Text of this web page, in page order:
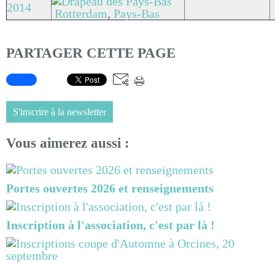
2014
Rotterdam, Pays-Bas
PARTAGER CETTE PAGE
S'inscrire à la newsletter
Vous aimerez aussi :
Portes ouvertes 2026 et renseignements
Inscription à l'association, c'est par là !